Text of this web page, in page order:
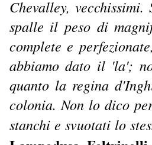
Chevalley,
spalle il peso di
complete e
abbiamo dato il 'la';
quanto la regina
colonia. Non lo dico
stanchi e svuotati lo